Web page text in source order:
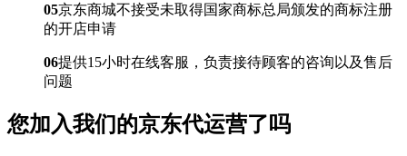
05京东商城不接受未取得国家商标总局颁发的商标注册
的开店申请
06提供15小时在线客服，负责接待顾客的咨询以及售后
问题
您加入我们的京东代运营了吗